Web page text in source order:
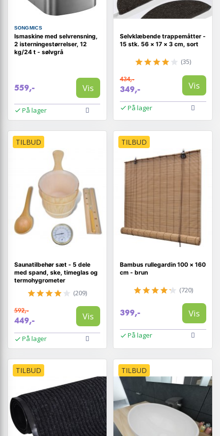
SONGMICS
Ismaskine med selvrensning,
2 isterningestørrelser, 12
kg/24 t - sølvgrå
559,- Vis
På lager
Selvklæbende trappemåtter -
15 stk. 56 × 17 × 3 cm, sort
(35)
434,-
349,- Vis
På lager
TILBUD
Saunatilbehør sæt - 5 dele
med spand, ske, timeglas og
termohygrometer
(209)
592,-
449,- Vis
På lager
TILBUD
Bambus rullegardin 100 × 160
cm - brun
(720)
399,- Vis
På lager
TILBUD TILBUD